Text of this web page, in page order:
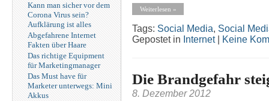
Kann man sicher vor dem
Corona Virus sein?
Aufklärung ist alles
Abgefahrene Internet
Fakten über Haare
Das richtige Equipment
für Marketingmanager
Das Must have für
Marketer unterwegs: Mini
Akkus
Weiterlesen »
Tags: Social Media, Social
Gepostet in Internet| Keine
Die Brandgefahr
8. Dezember 2012